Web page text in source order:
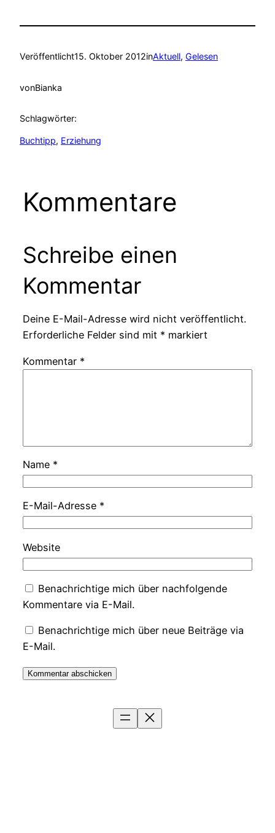
Veröffentlicht15. Oktober 2012inAktuell, Gelesen
vonBianka
Schlagwörter:
Buchtipp, Erziehung
Kommentare
Schreibe einen
Kommentar
Deine E-Mail-Adresse wird nicht veröffentlicht.
Erforderliche Felder sind mit * markiert
Kommentar *
Name *
E-Mail-Adresse *
Website
Benachrichtige mich über nachfolgende
Kommentare via E-Mail.
Benachrichtige mich über neue Beiträge via
E-Mail.